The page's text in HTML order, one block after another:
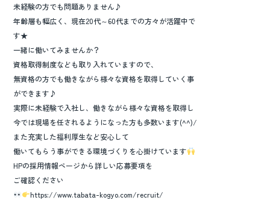
未経験の方でも問題ありません♪
年齢層も幅広く、現在20代～60代までの方々が活躍中で
す★
一緒に働いてみませんか？
資格取得制度なども取り入れていますので、
無資格の方でも働きながら様々な資格を取得していく事
ができます♪
実際に未経験で入社し、働きながら様々な資格を取得し
今では現場を任されるようになった方も多数います(^^)/
また充実した福利厚生など安心して
働いてもらう事ができる環境づくりを心掛けています
HPの採用情報ページから詳しい応募要項を
ご確認ください
https://www.tabata-kogyo.com/recruit/